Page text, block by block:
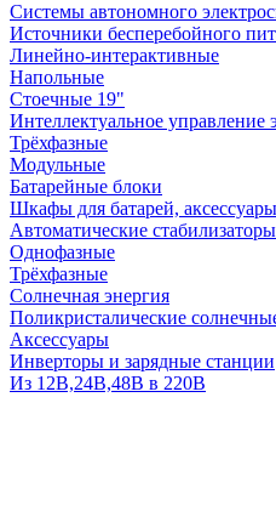
Системы автономного
Источники бесперебойного
Линейно-интерактивные
Напольные
Стоечные 19"
Интеллектуальное управление
Трёхфазные
Модульные
Батарейные блоки
Шкафы для батарей,
Автоматические
Однофазные
Трёхфазные
Солнечная энергия
Поликристалические
Аксессуары
Инверторы и зарядные станции
Из 12В,24В,48В в 220В